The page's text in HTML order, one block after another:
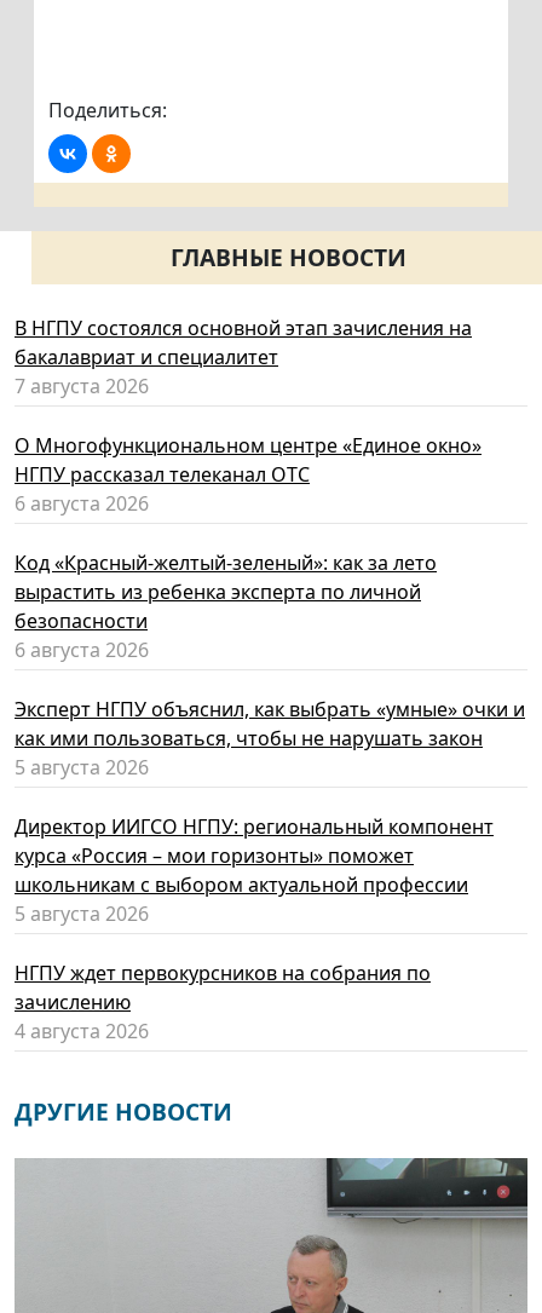
Поделиться:
ГЛАВНЫЕ НОВОСТИ
В НГПУ состоялся основной этап зачисления на
бакалавриат и специалитет
7 августа 2026
О Многофункциональном центре «Единое окно»
НГПУ рассказал телеканал ОТС
6 августа 2026
Код «Красный-желтый-зеленый»: как за лето
вырастить из ребенка эксперта по личной
безопасности
6 августа 2026
Эксперт НГПУ объяснил, как выбрать «умные» очки и
как ими пользоваться, чтобы не нарушать закон
5 августа 2026
Директор ИИГСО НГПУ: региональный компонент
курса «Россия – мои горизонты» поможет
школьникам с выбором актуальной профессии
5 августа 2026
НГПУ ждет первокурсников на собрания по
зачислению
4 августа 2026
ДРУГИЕ НОВОСТИ